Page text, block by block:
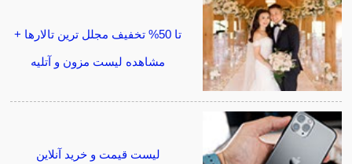
تا 50% تخفیف مجلل ترین تالارها +
مشاهده لیست مزون و آتلیه
لیست قیمت و خرید آنلاین